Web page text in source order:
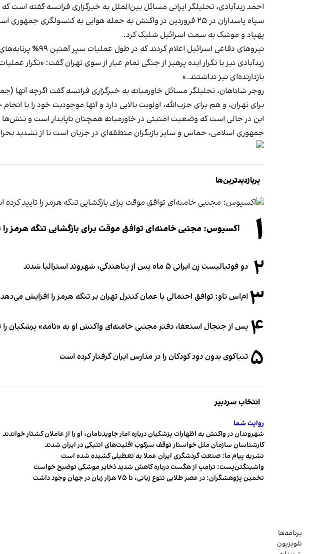
احمد زیدآبادی، تحلیلگر ایرانی مسائل بین‌الملل به خبرگزاری فرانسه گفته است
سپاه پاسداران در ۲۵ فروردین در واکنش به حمله هوایی به
پهپاد و موشک به سمت اسرائیل شلیک کرد.
نیروهای دفاعی اسرائیل اعلام کردند که در طول عملیات سپر آهنین ۹۹٪ پرتابه‌های سپاه رهگیری و منهدم شده‌اند.
زیدآبادی نیز با تکرار ایده پرهیز از جنگی تمام ‌عیار از سوی تهران گفت: «تکرار
بازدارنده‌ای نیز نداشتند.»
روجر شاناهان، تحلیلگر مسائل خاورمیانه به خبرگزاری فرانسه گفت اگرچه
برای تهران، و هم برای حزب‌الله، اولویت بالایی دارد و آنها موجودیت خود را با
این در حالی است که وضعیت امنیتی در خاورمیانه همچنان ناپایدار است و
جمهوری اسلامی، حماس و سایر بازیگران منطقه‌ای در جریان است تا از تشدید
پربازدیدترین‌ها
۱ اکسیوس: مجتبی خامنه‌ای توافق موقت برای بازگشایی تنگه هرمز را
۲ دو فوتبالیست زن ایرانی ۵ ماه پس از پناهندگی، شهروند استرالیا شدند
۳ ام‌اس ناو: توافق احتمالی با عمان کنترل تهران بر تنگه هرمز را افزایش می‌دهد
۴ پس از جنجال استعفا، دفتر مجتبی خامنه‌ای واکنش او به «نامه» پزشکیان را
۵ تنباکوی بدون دود کودکان را در مدارس ایران گرفتار کرده است
انتخاب سردبیر
روایت شما
شهروندان در واکنش به اظهارات پزشکیان درباره آمار جاویدنامان، او را از عاملان کشتار خواندند
کارشناسان سازمان ملل خواستار توقف سرکوب اقلیت‌های اتنیکی در ایران شدند
نشریه پیام ما: صنعت گردشگری ایران عملا به تعطیلی کشیده شده است
واشینگتن‌پست: ترامپ از هگست درباره کاهش شدید ذخایر موشکی توضیح خواست
تخمین پژوهشگران: در عصر طلایی تنوع زبانی، تا ۷۵ هزار زبان در جهان وجود داشت
برنامه‌ها
تلویزیون